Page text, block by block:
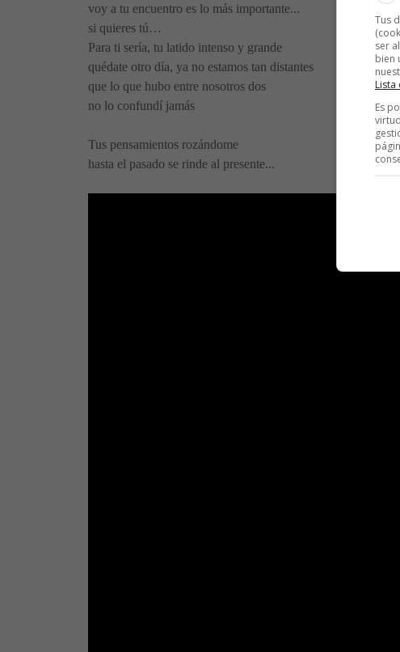
voy a tu encuentro es lo más importante...
si quieres tú…
Para ti sería, tu latido intenso y grande
quédate otro día, ya no estamos tan distantes
que lo que hubo entre nosotros dos
no lo confundí jamás
Tus pensamientos rozándome
hasta el pasado se rinde al presente...
Tus
ser
bien
Es